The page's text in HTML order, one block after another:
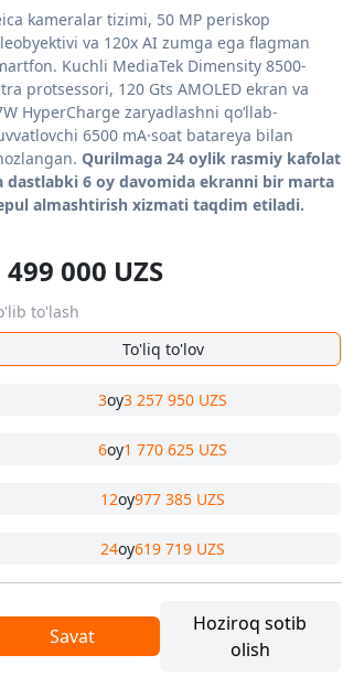
kameralar tizimi, 50 MP periskop
va 120x AI zumga ega flagman
Kuchli MediaTek Dimensity 8500-
protsessori, 120 Gts AMOLED ekran va
HyperCharge zaryadlashni qo‘llab-
6500 mA·soat batareya bilan
Qurilmaga 24 oylik rasmiy kafolat
dastlabki 6 oy davomida ekranni bir marta
almashtirish xizmati taqdim etiladi.
499 000 UZS
to'lash
To'liq to'lov
3oy3 257 950 UZS
6oy1 770 625 UZS
12oy977 385 UZS
24oy619 719 UZS
Savat
Hoziroq sotib
olish